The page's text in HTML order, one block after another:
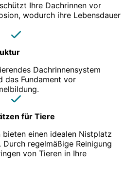
Ihre Dachrinnen vor
wodurch ihre Lebensdauer
Dachrinnensystem
das Fundament vor
für Tiere
einen idealen Nistplatz
regelmäßige Reinigung
von Tieren in Ihre